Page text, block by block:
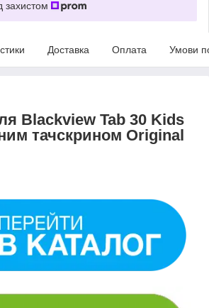
захистом
Доставка Оплата Умови
Blackview Tab 30 Kids
тачскрином Original